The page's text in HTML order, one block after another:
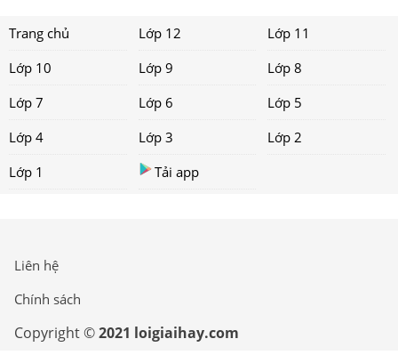
Trang chủ Lớp 12
Lớp 11
Lớp 10
Lớp 9
Lớp 8
Lớp 7
Lớp 6
Lớp 5
Lớp 4
Lớp 3
Lớp 2
Lớp 1
Tải app
Liên hệ
Chính sách
Copyright ©2021 loigiaihay.com